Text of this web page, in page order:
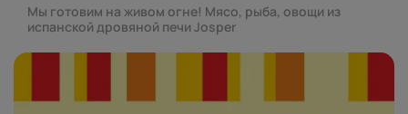
Мы готовим на живом огне! Мясо, рыба, овощи из
испанской дровяной печи Josper